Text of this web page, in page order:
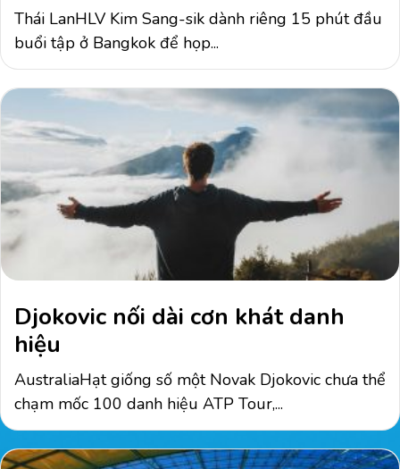
Thái LanHLV Kim Sang-sik dành riêng 15 phút đầu
buổi tập ở Bangkok để họp...
Djokovic nối dài cơn khát danh
hiệu
AustraliaHạt giống số một Novak Djokovic chưa thể
chạm mốc 100 danh hiệu ATP Tour,...